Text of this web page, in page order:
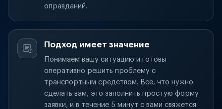
оправданий.
Подход имеет значение
Понимаем вашу ситуацию и готовы
оперативно решить проблему с
транспортным средством. Всё, что нужно
сделать вам, это заполнить простую форму
заявки, и в течение 5 минут с вами свяжется